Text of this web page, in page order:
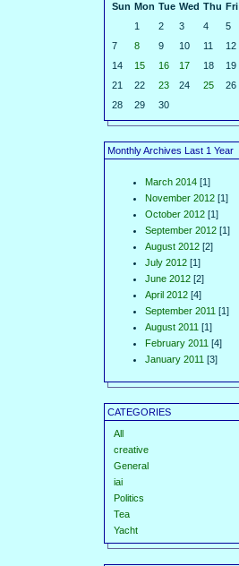
Sun Mon Tue Wed Thu Fri
1
2 3 4 5
7
8 9 10 11 12
14
15 16 17 18 19
21
22 23 24 25 26
28
29 30
Monthly Archives Last 1 Year
March 2014 [1]
November 2012 [1]
October 2012 [1]
September 2012 [1]
August 2012 [2]
July 2012 [1]
June 2012 [2]
April 2012 [4]
September 2011 [1]
August 2011 [1]
February 2011 [4]
January 2011 [3]
CATEGORIES
All
creative
General
iai
Politics
Tea
Yacht